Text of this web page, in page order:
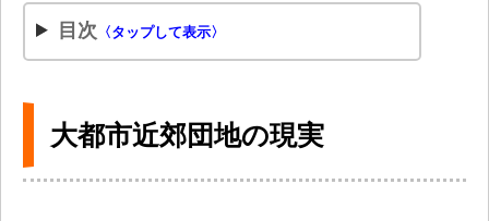
目次 〈タップして表示〉
大都市近郊団地の現実